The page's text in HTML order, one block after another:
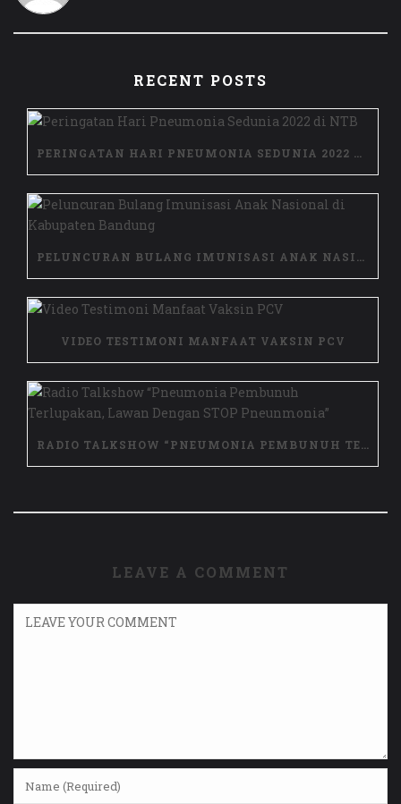
RECENT POSTS
VIDEO TESTIMONI MANFAAT VAKSIN PCV
RADIO TALKSHOW “PNEUMONIA PEMBUNUH TERLUPAKAN, LAWAN DENGAN STOP PNEUNMONIA”
LEAVE A COMMENT